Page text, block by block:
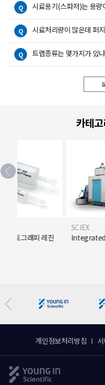
Q 시료용기(스파저)는 용량
Q 시료처리량이 많은데 퍼
Q 트랩종류는 몇가지가 있
카테
마토그래피 레진
SCIEX
개인정보처리방침